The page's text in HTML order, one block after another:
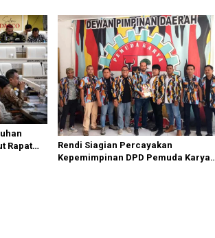
Rapat
Rendi Siagian Percayakan
Kepemimpinan DPD Pemuda Karya